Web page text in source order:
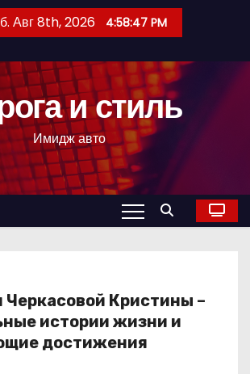
Авг 8th, 2026 4:58:48 PM
и стиль
Имидж авто
Черкасовой Кристины –
истории жизни и
достижения